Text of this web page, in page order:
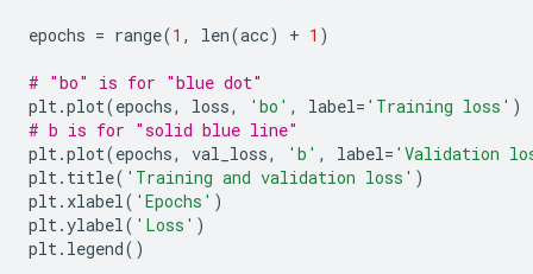
epochs = range(1 , len(acc) + 1 )
# "bo" is for "blue dot"
plt.plot(epochs, loss, 'bo' , label= 'Training loss' )
# b is for "solid blue line"
plt.plot(epochs, val_loss, 'b' , label= 'Validation
plt. title( 'Training and validation loss' )
plt. xlabel( 'Epochs' )
plt.ylabel( 'Loss' )
plt. legend()